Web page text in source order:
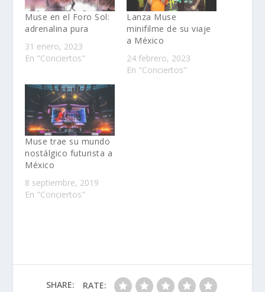
Muse en el Foro Sol:
adrenalina pura
31 enero, 2023
En "Conciertos"
Lanza Muse
minifilme de su viaje
a México
24 febrero, 2023
En "Conciertos"
Muse trae su mundo
nostálgico futurista a
México
8 septiembre, 2019
En "Conciertos"
SHARE: RATE: